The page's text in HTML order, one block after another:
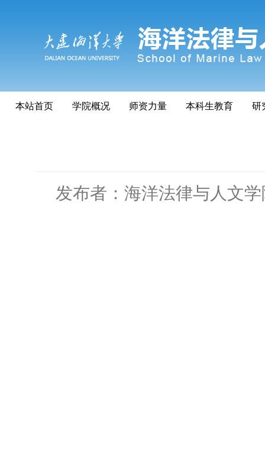
本站首页 学院概况 师资力量 本科生教育 研
发布者：海洋法律与人文